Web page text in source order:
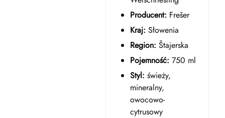
Producent: Frešer
Kraj: Słowenia
Region: Štajerska
Pojemność: 750 ml
Styl: świeży,
mineralny,
owocowo-
cytrusowy